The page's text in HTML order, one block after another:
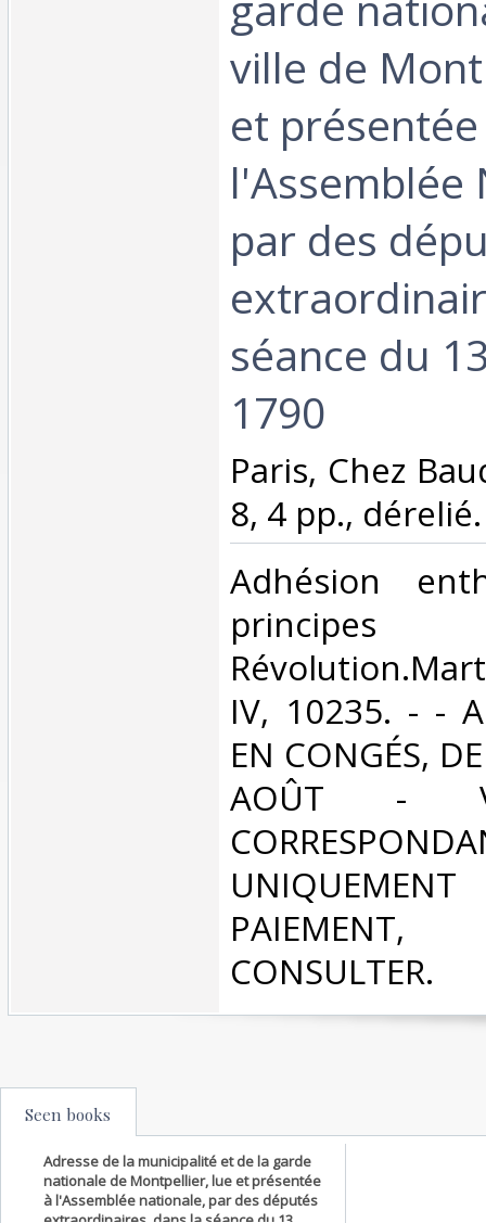
ville de
et
l'Assemblée
par des
séance du
1790‎
‎Paris, Chez
8, 4 pp.,
‎Adhésion
IV, 10235. - -
EN CONGÉS,
AOÛT -
CONSULTER.‎
Seen books
Adresse de la municipalité et de la garde
nationale de Montpellier, lue et présentée
à l'Assemblée nationale, par des députés